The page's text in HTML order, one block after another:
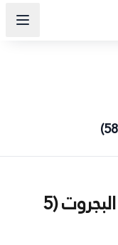
خطة ترفع علامتك في البجروت (5